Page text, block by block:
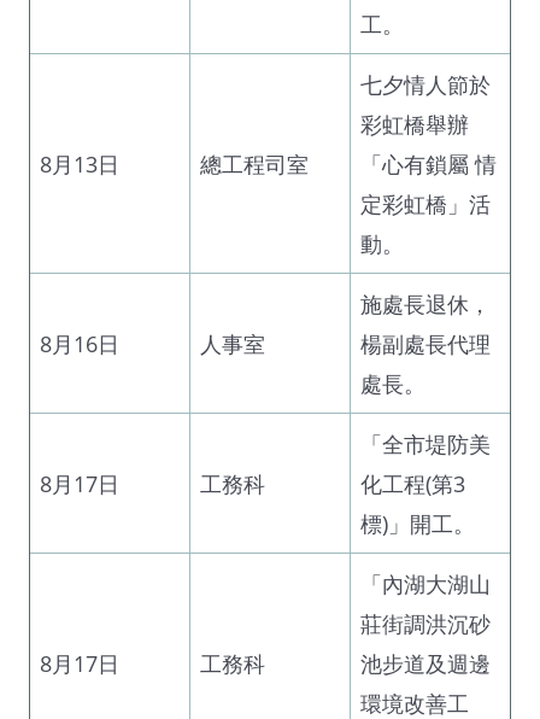
工。
8月13日 總工程司室
七夕情人節於
彩虹橋舉辦
「心有鎖屬 情
定彩虹橋」活
動。
8月16日 人事室
施處長退休，
楊副處長代理
處長。
8月17日 工務科
「全市堤防美
化工程(第3
標)」開工。
8月17日 工務科
「內湖大湖山
莊街調洪沉砂
池步道及週邊
環境改善工